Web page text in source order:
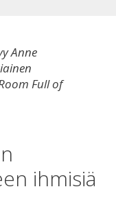
Anne
Full of
ihmisiä